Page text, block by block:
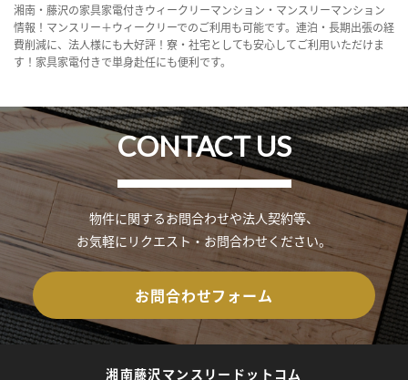
湘南・藤沢の家具家電付きウィークリーマンション・マンスリーマンション
情報！マンスリー＋ウィークリーでのご利用も可能です。連泊・長期出張の経
費削減に、法人様にも大好評！寮・社宅としても安心してご利用いただけま
す！家具家電付きで単身赴任にも便利です。
CONTACT US
物件に関するお問合わせや法人契約等、
お気軽にリクエスト・お問合わせください。
お問合わせフォーム
湘南藤沢マンスリードットコム